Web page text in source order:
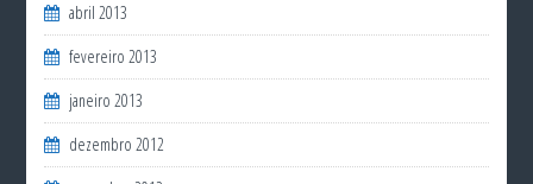
abril 2013
fevereiro 2013
janeiro 2013
dezembro 2012